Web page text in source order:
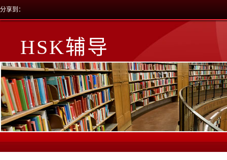
分享到：
HSK辅导